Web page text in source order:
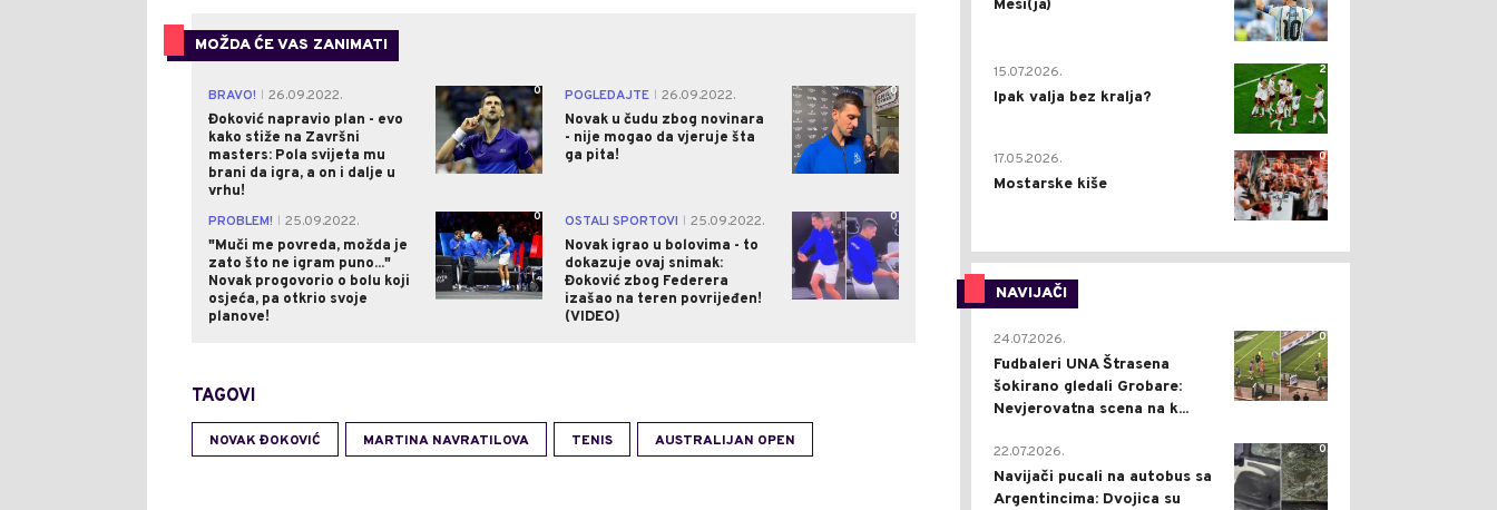
MOŽDA ĆE VAS ZANIMATI
BRAVO!
26.09.2022.
Đoković napravio plan - evo
kako stiže na Završni
masters: Pola svijeta mu
brani da igra, a on i dalje u
vrhu!
0 POGLEDAJTE
26.09.2022.
Novak u čudu zbog novinara
- nije mogao da vjeruje šta
ga pita!
0
PROBLEM!
25.09.2022.
"Muči me povreda, možda je
zato što ne igram puno..."
Novak progovorio o bolu koji
osjeća, pa otkrio svoje
planove!
0 OSTALI SPORTOVI
25.09.2022.
Novak igrao u bolovima - to
dokazuje ovaj snimak:
Đoković zbog Federera
izašao na teren povrijeđen!
(VIDEO)
0
TAGOVI
NOVAK ĐOKOVIĆ MARTINA NAVRATILOVA TENIS AUSTRALIJAN OPEN
Mesi(ja)
2
15.07.2026.
Ipak valja bez kralja?
0
17.05.2026.
Mostarske kiše
NAVIJAČI
0
24.07.2026.
Fudbaleri UNA Štrasena
šokirano gledali Grobare:
Nevjerovatna scena na k...
0
22.07.2026.
Navijači pucali na autobus sa
Argentincima: Dvojica su